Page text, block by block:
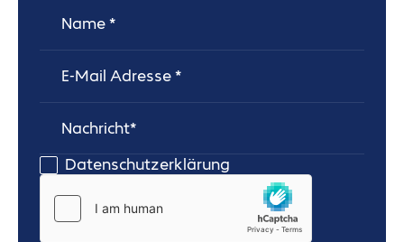
Nachricht
Datenschutzerklärung